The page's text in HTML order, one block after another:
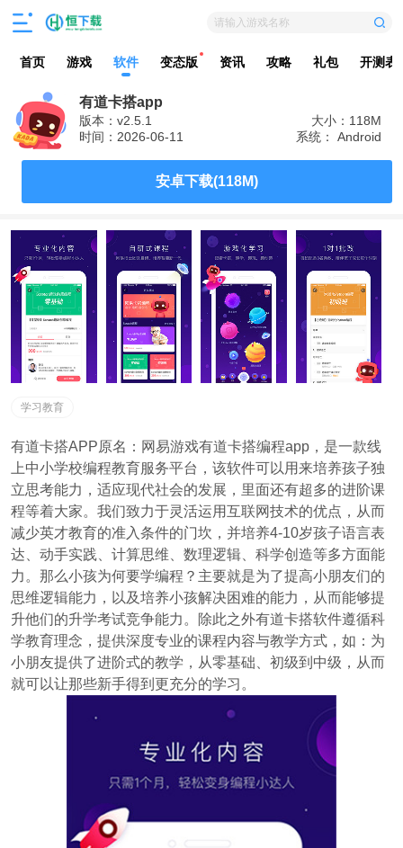
请输入游戏名称
首页 游戏 软件 变态版 资讯 攻略 礼包 开测表
有道卡搭app
版本：v2.5.1
大小：118M
时间：2026-06-11
系统： Android
安卓下载(118M)
学习教育
有道卡搭APP原名：网易游戏有道卡搭编程app，是一款线
上中小学校编程教育服务平台，该软件可以用来培养孩子独
立思考能力，适应现代社会的发展，里面还有超多的进阶课
程等着大家。我们致力于灵活运用互联网技术的优点，从而
减少英才教育的准入条件的门坎，并培养4-10岁孩子语言表
达、动手实践、计算思维、数理逻辑、科学创造等多方面能
力。那么小孩为何要学编程？主要就是为了提高小朋友们的
思维逻辑能力，以及培养小孩解决困难的能力，从而能够提
升他们的升学考试竞争能力。除此之外有道卡搭软件遵循科
学教育理念，提供深度专业的课程内容与教学方式，如：为
小朋友提供了进阶式的教学，从零基础、初级到中级，从而
就可以让那些新手得到更充分的学习。